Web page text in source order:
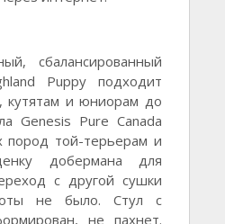
сбалансированный
Puppy подходит
кутятам и юниорам до
Genesis Pure Canada
пород той-терьерам и
добермана для
с другой сушки
не было. Стул с
не пахнет.